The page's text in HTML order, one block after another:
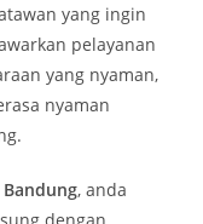
yang ingin
pelayanan
yang nyaman,
nyaman
, anda